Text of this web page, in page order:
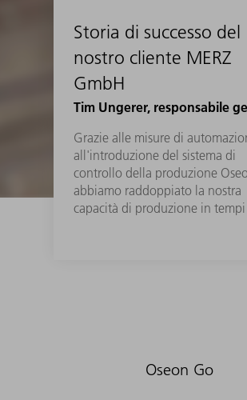
Storia di successo del
nostro cliente MERZ
GmbH
Grazie alle misure di
all'introduzione del sistema di
controllo della produzione
abbiamo raddoppiato la nostra
capacità di produzione in tempi
Oseon Go